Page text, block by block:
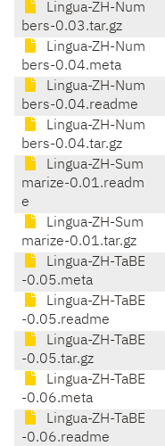
Lingua-ZH-Num
bers-0.03.tar.gz
Lingua-ZH-Num
bers-0.04.meta
Lingua-ZH-Num
bers-0.04.readme
Lingua-ZH-Num
bers-0.04.tar.gz
Lingua-ZH-Sum
marize-0.01.readm
e
Lingua-ZH-Sum
marize-0.01.tar.gz
Lingua-ZH-TaBE
-0.05.meta
Lingua-ZH-TaBE
-0.05.readme
Lingua-ZH-TaBE
-0.05.tar.gz
Lingua-ZH-TaBE
-0.06.meta
Lingua-ZH-TaBE
-0.06.readme